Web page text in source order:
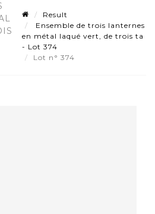
Result
Ensemble de trois lanternes
en métal laqué vert, de trois ta
- Lot 374
Lot n° 374